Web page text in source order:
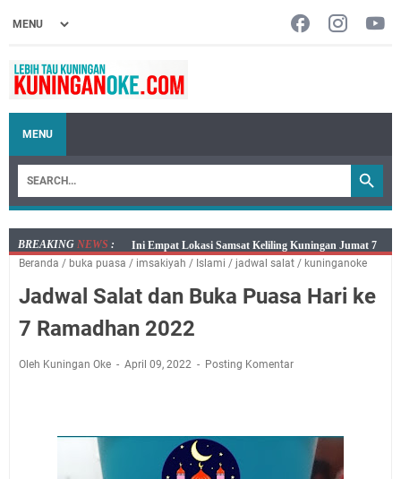
MENU
BREAKING NEWS :
Jumat 7 Agustus 2026 Mobil SIM Keliling Ada di
Kecamatan Sindangagung
Embun Pagi Jumat 8 Agustus 2026: Jika Keberkahan
Kelaparan Meskipun Memiliki Sekarung Penuh Uang
Salat Lima Waktu itu Bukan Cuma Kewajiban, Tapi
Sangat Seru
Warga Mulai Kesulitan Air Bersih Akibat Kekeringan,
Beranda / buka puasa / imsakiyah / Islami / jadwal salat / kuninganoke
Jadwal Salat dan Buka Puasa Hari ke
7 Ramadhan 2022
Oleh Kuningan Oke April 09, 2022 Posting Komentar